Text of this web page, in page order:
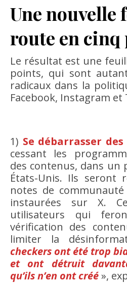
Une nouvelle
route en cinq
Le résultat est une
points, qui sont
radicaux dans la
Facebook, Instagram et
1) Se débarrasser
cessant les
des contenus, dans un
États-Unis. Ils seront
notes de
instaurées sur X.
utilisateurs qui
vérification des
limiter la
checkers ont été trop
et ont détruit
qu’ils n’en ont créé»,